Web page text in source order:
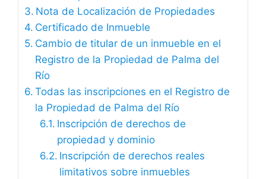
Nota de Localización de Propiedades
Certificado de Inmueble
Cambio de titular de un inmueble en el
Registro de la Propiedad de Palma del
Río
Todas las inscripciones en el Registro de
la Propiedad de Palma del Río
Inscripción de derechos de
propiedad y dominio
Inscripción de derechos reales
limitativos sobre inmuebles